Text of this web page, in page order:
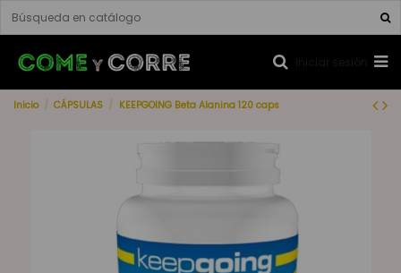
Iniciar sesión
Inicio CÁPSULAS KEEPGOING Beta Alanina 120 caps